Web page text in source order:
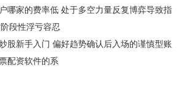
哪家的费率低 处于多空力量反复博弈导致指
段性浮亏容忍
股新手入门 偏好趋势确认后入场的谨慎型账
配资软件的系